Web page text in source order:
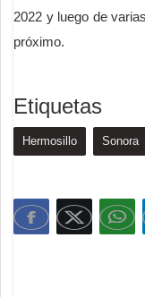
2022 y luego de
próximo.
Etiquetas
Hermosillo Sonora